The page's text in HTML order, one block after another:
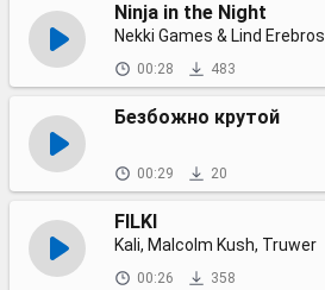
Ninja in the Night
Nekki Games & Lind Erebros
00:28 483
Безбожно крутой
00:29 20
FILKI
Kali, Malcolm Kush, Truwer
00:26 358